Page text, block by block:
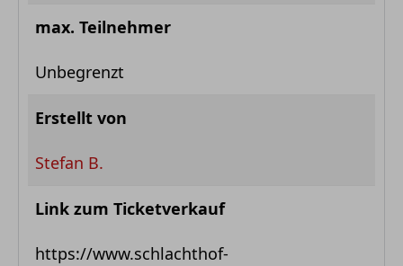
max. Teilnehmer
Unbegrenzt
Erstellt von
Stefan B.
Link zum Ticketverkauf
https://www.schlachthof-